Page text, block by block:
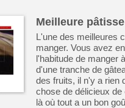
Meilleure
L'une des meilleures
manger. Vous avez
l'habitude de manger
d'une tranche de
des fruits, il n'y a rien
chose de délicieux
là où tout a un bon